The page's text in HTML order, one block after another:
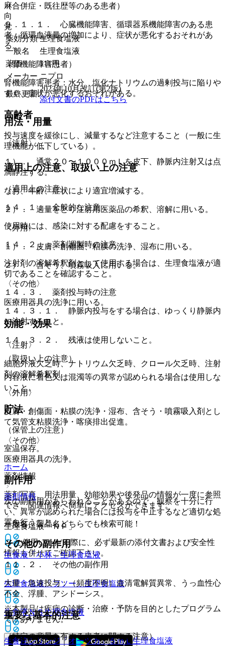
（合併症・既往歴等のある患者）
９．１．１． 心臓機能障害、循環器系機能障害のある患
者：循環血液量の増加により、症状が悪化するおそれがあ
る。
（腎機能障害患者）
腎機能障害患者：水分、塩化ナトリウムの過剰投与に陥りや
すく、症状が悪化するおそれがある。
高齢者
投与速度を緩徐にし、減量するなど注意すること（一般に生
理機能が低下している）。
適用上の注意、取扱い上の注意
（適用上の注意）
１４．１． 全般的な注意
使用時には、感染に対する配慮をすること。
１４．２． 薬剤調製時の注意
注射剤の溶解希釈剤として使用する場合は、生理食塩液が適
切であることを確認すること。
１４．３． 薬剤投与時の注意
１４．３．１． 静脈内投与をする場合は、ゆっくり静脈内
に注射すること。
１４．３．２． 残液は使用しないこと。
（取扱い上の注意）
内容液に着色又は混濁等の異常が認められる場合は使用しな
いこと。
貯法
（保管上の注意）
室温保存。
ホーム
薬剤情報
生理食塩液「ＮＰ」
生食液「小林」生理食塩液
生理食塩液「フソー」生理食塩液
生食液ＮＳ生理食塩液
生食注シリンジ「オーツカ」５ｍＬ 生理食塩液
麻
向
覚
薬効分類 生理食塩液
一般名
生理食塩液
薬価
111円
メーカー ニプロ
最終更新
2023年10月改訂(第2版)
添付文書のPDFはこちら
用法・用量
〈注射〉
１）． 通常２０〜１０００ｍＬを皮下、静脈内注射又は点
滴静注する。
なお、年齢、症状により適宜増減する。
２）． 適量をとり注射用医薬品の希釈、溶解に用いる。
〈外用〉
１）． 皮膚、創傷面、粘膜の洗浄、湿布に用いる。
２）． 含そう、噴霧吸入に用いる。
〈その他〉
医療用器具の洗浄に用いる。
効能・効果
〈注射〉
細胞外液欠乏時、ナトリウム欠乏時、クロール欠乏時、注射
剤の溶解希釈剤。
〈外用〉
皮膚・創傷面・粘膜の洗浄・湿布、含そう・噴霧吸入剤とし
て気管支粘膜洗浄・喀痰排出促進。
〈その他〉
医療用器具の洗浄。
副作用
次の副作用があらわれることがあるので、観察を十分に行
い、異常が認められた場合には投与を中止するなど適切な処
置を行うこと。
その他の副作用
１１．２． その他の副作用
大量・急速投与：（頻度不明）血清電解質異常、うっ血性心
不全、浮腫、アシドーシス。
重要な基本的注意
（特定の背景を有する患者に関する注意）
薬剤情報
薬剤写真、用法用量、効能効果や後発品の情報が一度に参照
でき、関連情報へ簡単にアクセスができます。
一般名、製品名どちらでも検索可能！
※ ご使用いただく際に、必ず最新の添付文書および安全性
情報も併せてご確認下さい。
※本製品は疾病の診断・治療・予防を目的としたプログラム
ではありません。